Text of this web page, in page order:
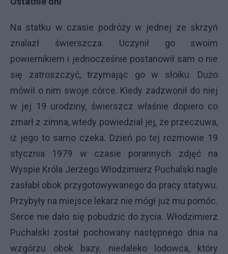
Na statku w czasie podróży w jednej ze skrzyń
znalazł świerszcza. Uczynił go swoim
powiernikiem i jednocześnie postanowił sam o nie
się zatroszczyć, trzymając go w słoiku. Dużo
mówił o nim swoje córce. Kiedy zadzwonił do niej
w jej 19 urodziny, świerszcz właśnie dopiero co
zmarł z zimna, wtedy powiedział jej, że przeczuwa,
iż jego to samo czeka. Dzień po tej rozmowie 19
stycznia 1979 w czasie porannych zdjęć na
Wyspie Króla Jerzego Włodzimierz Puchalski nagle
zasłabł obok przygotowywanego do pracy statywu.
Przybyły na miejsce lekarz nie mógł już mu pomóc.
Serce nie dało się pobudzić do życia. Włodzimierz
Puchalski został pochowany następnego dnia na
wzgórzu obok bazy, niedaleko lodowca, który